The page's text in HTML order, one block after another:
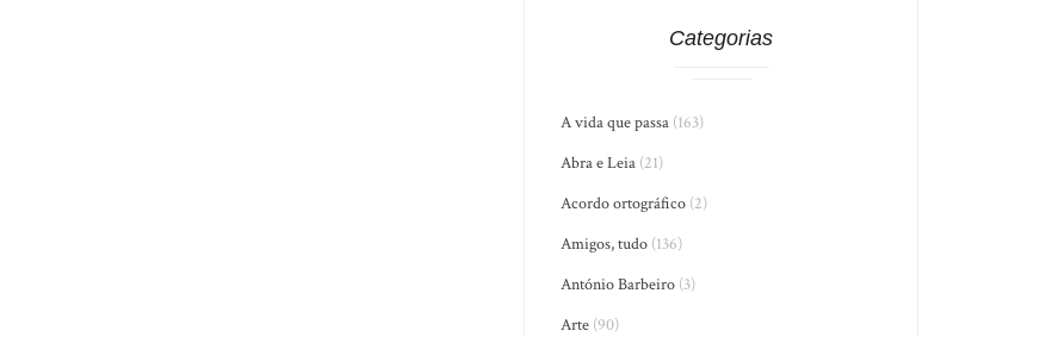
Categorias
A vida que passa (163)
Abra e Leia (21)
Acordo ortográfico (2)
Amigos, tudo (136)
António Barbeiro (3)
Arte (90)